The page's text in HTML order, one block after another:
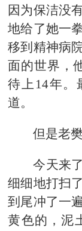
因为保洁没
地给了她一
移到精神病
面的世界，
待上14年。
道。
但是老
今天来
细细地打扫
到尾冲了一
黄色的，泥